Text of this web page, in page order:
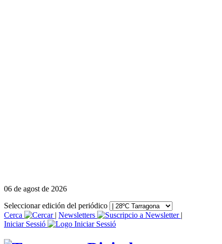
06 de agost de 2026
Seleccionar edición del periódico
Cerca
| Newsletters
|
Iniciar Sessió